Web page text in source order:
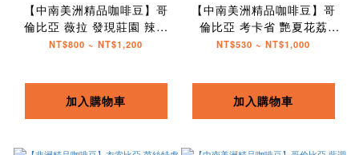
【中南美洲精品咖啡豆】哥
倫比亞 薇拉 發現莊園 辣椒
波旁
NT$800 ~ NT$1,200
加入購物車
【中南美洲精品咖啡豆】哥
倫比亞 考卡省 艷夏花荔
Castillo
NT$530 ~ NT$1,000
加入購物車